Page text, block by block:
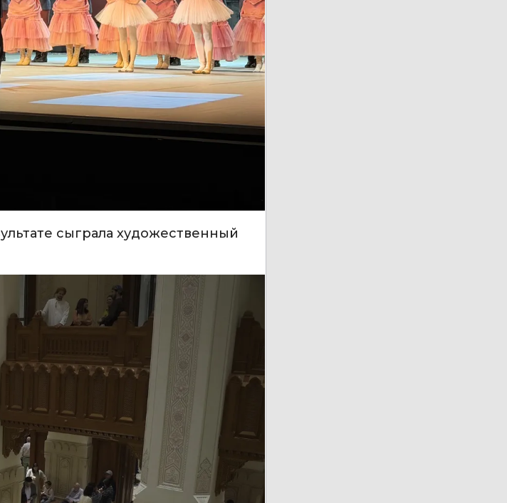
сыграла художественный